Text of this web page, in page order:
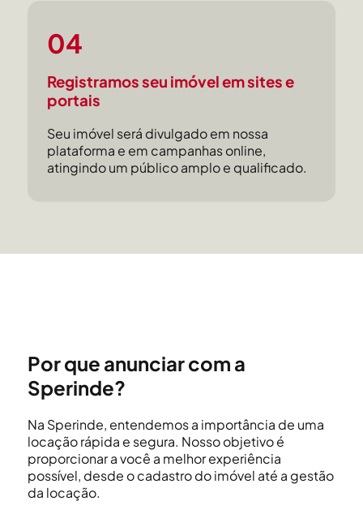
04
Registramos seu imóvel em sites e
portais
Seu imóvel será divulgado em nossa
plataforma e em campanhas online,
atingindo um público amplo e qualificado.
Por que anunciar com a
Sperinde?
Na Sperinde, entendemos a importância de uma
locação rápida e segura. Nosso objetivo é
proporcionar a você a melhor experiência
possível, desde o cadastro do imóvel até a gestão
da locação.